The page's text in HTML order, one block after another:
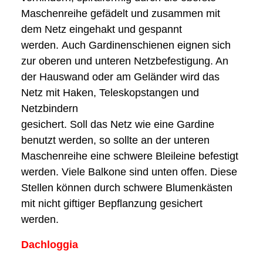
Maschenreihe gefädelt und zusammen mit
dem Netz eingehakt und gespannt
werden. Auch Gardinenschienen eignen sich
zur oberen und unteren Netzbefestigung. An
der Hauswand oder am Geländer wird das
Netz mit Haken, Teleskopstangen und
Netzbindern
gesichert. Soll das Netz wie eine Gardine
benutzt werden, so sollte an der unteren
Maschenreihe eine schwere Bleileine befestigt
werden. Viele Balkone sind unten offen. Diese
Stellen können durch schwere Blumenkästen
mit nicht giftiger Bepflanzung gesichert
werden.
Dachloggia